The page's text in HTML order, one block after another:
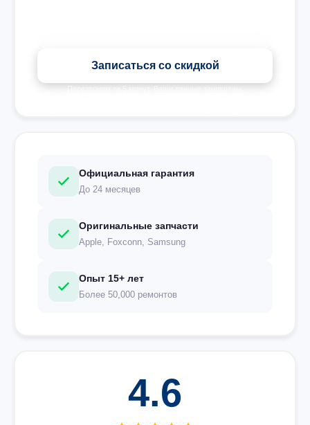
Записаться со скидкой
Перезвоним за 5 минут. Ваши данные защищены.
Официальная гарантия
До 24 месяцев
Оригинальные запчасти
Apple, Foxconn, Samsung
Опыт 15+ лет
Более 50,000 ремонтов
4.6